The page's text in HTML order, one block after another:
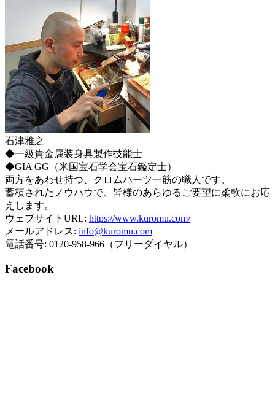
石津雅之
◆一級貴金属装身具製作技能士
◆GIA GG（米国宝石学会宝石鑑定士）
両方をあわせ持つ、クロムハーツ一筋の職人です。
蓄積されたノウハウで、皆様のあらゆるご要望に柔軟にお応
えします。
ウェブサイトURL: https://www.kuromu.com/
メールアドレス: info@kuromu.com
電話番号: 0120-958-966（フリーダイヤル）
Facebook